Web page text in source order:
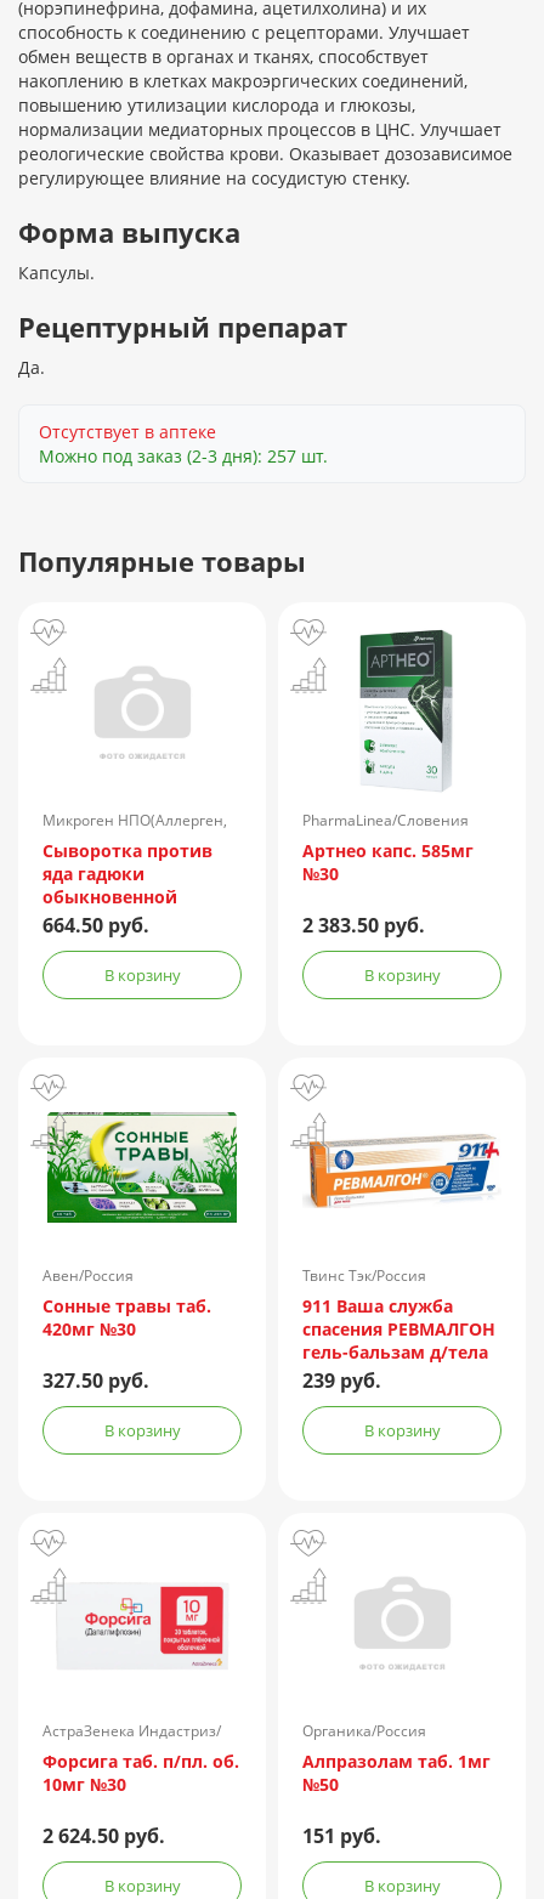
(норэпинефрина, дофамина, ацетилхолина) и их
способность к соединению с рецепторами. Улучшает
обмен веществ в органах и тканях, способствует
накоплению в клетках макроэргических соединений,
повышению утилизации кислорода и глюкозы,
нормализации медиаторных процессов в ЦНС. Улучшает
реологические свойства крови. Оказывает дозозависимое
регулирующее влияние на сосудистую стенку.
Форма выпуска
Капсулы.
Рецептурный препарат
Да.
Отсутствует в аптеке
Можно под заказ (2-3 дня): 257 шт.
Популярные товары
Микроген НПО(Аллерген,
г.Ставрополь)/Россия
Сыворотка против
яда гадюки
обыкновенной
лошадиная
очищенная
концентрированная
жидкая амп.(р-р д/
664.50 руб.
В корзину
PharmaLinea/Словения
Артнео капс. 585мг
№30
2 383.50 руб.
В корзину
Авен/Россия
Сонные травы таб.
420мг №30
327.50 руб.
В корзину
Твинс Тэк/Россия
911 Ваша служба
спасения РЕВМАЛГОН
гель-бальзам д/тела
100мл
239 руб.
В корзину
АстраЗенека Индастриз/
Россия
Форсига таб. п/пл. об.
10мг №30
2 624.50 руб.
В корзину
Органика/Россия
Алпразолам таб. 1мг
№50
151 руб.
В корзину